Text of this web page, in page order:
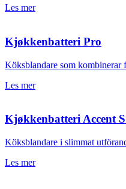
Les mer
Kjøkkenbatteri Pro
Köksblandare som
Les mer
Kjøkkenbatteri Accent
Köksblandare i slimmat
Les mer